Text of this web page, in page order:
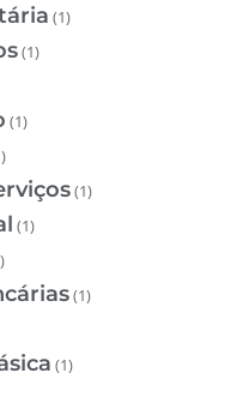
(1)
(1)
(1)
(1)
(1)
(1)
(1)